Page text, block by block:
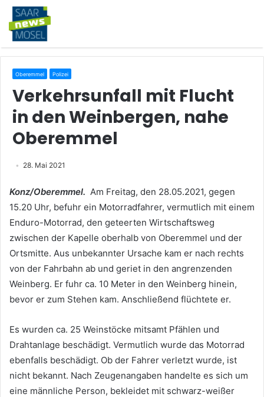
Oberemmel Polizei
Verkehrsunfall mit Flucht
in den Weinbergen, nahe
Oberemmel
28. Mai 2021
Konz/Oberemmel. Am Freitag, den 28.05.2021, gegen
15.20 Uhr, befuhr ein Motorradfahrer, vermutlich mit einem
Enduro-Motorrad, den geteerten Wirtschaftsweg
zwischen der Kapelle oberhalb von Oberemmel und der
Ortsmitte. Aus unbekannter Ursache kam er nach rechts
von der Fahrbahn ab und geriet in den angrenzenden
Weinberg. Er fuhr ca. 10 Meter in den Weinberg hinein,
bevor er zum Stehen kam. Anschließend flüchtete er.
Es wurden ca. 25 Weinstöcke mitsamt Pfählen und
Drahtanlage beschädigt. Vermutlich wurde das Motorrad
ebenfalls beschädigt. Ob der Fahrer verletzt wurde, ist
nicht bekannt. Nach Zeugenangaben handelte es sich um
eine männliche Person, bekleidet mit schwarz-weißer